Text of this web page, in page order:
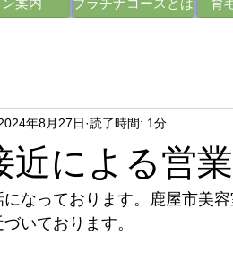
案内 プラチナコースとは 育
近による営
年8月27日 読了時間: 1分
なっております。鹿屋市美容
いております。